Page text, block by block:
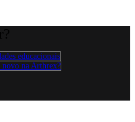
educacionais
novo na Arthrex?